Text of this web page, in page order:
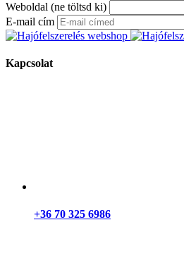
Weboldal (ne töltsd ki)
E-mail cím
Kapcsolat
+36 70 325 6986